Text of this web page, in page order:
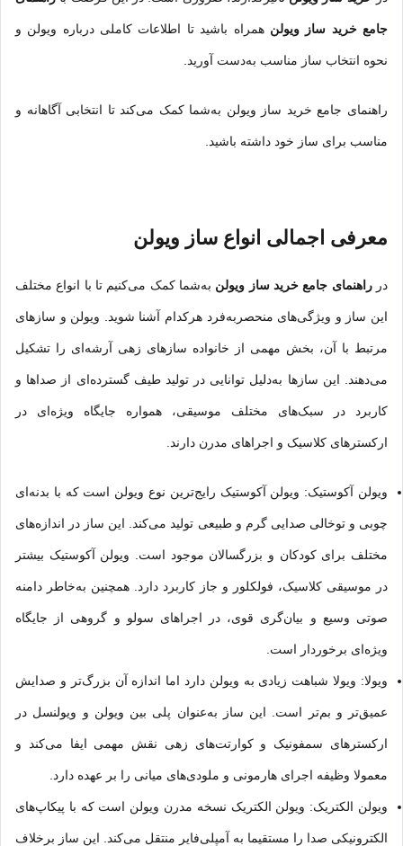
جامع خرید ساز ویولن همراه باشید تا اطلاعات کاملی درباره ویولن و
نحوه انتخاب ساز مناسب به‌دست آورید.
راهنمای جامع خرید ساز ویولن به‌شما کمک می‌کند تا انتخابی آگاهانه و
مناسب برای ساز خود داشته باشید.
معرفی اجمالی انواع ساز ویولن
درراهنمای جامع خرید ساز ویولن به‌شما کمک می‌کنیم تا با انواع مختلف
این ساز و ویژگی‌های منحصربه‌فرد هرکدام آشنا شوید. ویولن و سازهای
مرتبط با آن، بخش مهمی از خانواده سازهای زهی آرشه‌ای را تشکیل
می‌دهند. این سازها به‌دلیل توانایی در تولید طیف گسترده‌ای از صداها و
کاربرد در سبک‌های مختلف موسیقی، همواره جایگاه ویژه‌ای در
ارکسترهای کلاسیک و اجراهای مدرن دارند.
ویولن آکوستیک: ویولن آکوستیک رایج‌ترین نوع ویولن است که با بدنه‌ای
چوبی و توخالی صدایی گرم و طبیعی تولید می‌کند. این ساز در اندازه‌های
مختلف برای کودکان و بزرگسالان موجود است. ویولن آکوستیک بیشتر
در موسیقی کلاسیک، فولکلور و جاز کاربرد دارد. همچنین به‌خاطر دامنه
صوتی وسیع و بیان‌گری قوی، در اجراهای سولو و گروهی از جایگاه
ویژه‌ای برخوردار است.
ویولا: ویولا شباهت زیادی به ویولن دارد اما اندازه آن بزرگ‌تر و صدایش
عمیق‌تر و بم‌تر است. این ساز به‌عنوان پلی بین ویولن و ویولنسل در
ارکسترهای سمفونیک و کوارتت‌های زهی نقش مهمی ایفا می‌کند و
معمولا وظیفه اجرای هارمونی و ملودی‌های میانی را بر عهده دارد.
ویولن الکتریک: ویولن الکتریک نسخه مدرن ویولن است که با پیکاپ‌های
الکترونیکی صدا را مستقیما به آمپلی‌فایر منتقل می‌کند. این ساز برخلاف